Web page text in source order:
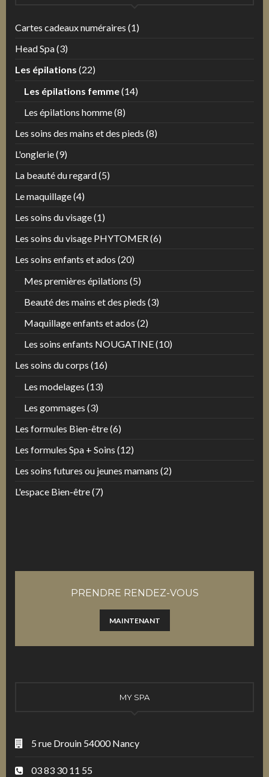
Cartes cadeaux numéraires (1)
Head Spa(3)
Les épilations (22)
Les épilations femme(14)
Les épilations homme(8)
Les soins des mains et des pieds (8)
L'onglerie(9)
La beauté du regard(5)
Le maquillage(4)
Les soins du visage(1)
Les soins du visage PHYTOMER(6)
Les soins enfants et ados (20)
Mes premières épilations (5)
Beauté des mains et des pieds (3)
Maquillage enfants et ados (2)
Les soins enfants NOUGATINE(10)
Les soins du corps (16)
Les modelages (13)
Les gommages (3)
Les formules Bien-être(6)
Les formules Spa + Soins (12)
Les soins futures ou jeunes mamans (2)
L'espace Bien-être(7)
PRENDRE RENDEZ-VOUS
MAINTENANT
MY SPA
5 rue Drouin 54000 Nancy
03 83 30 11 55